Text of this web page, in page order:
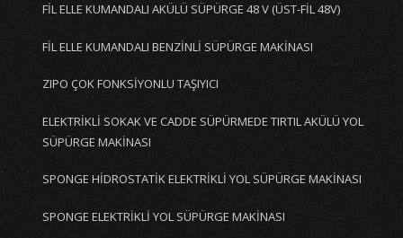
FİL ELLE KUMANDALI AKÜLÜ SÜPÜRGE 48 V (ÜST-FİL 48V)
FİL ELLE KUMANDALI BENZİNLİ SÜPÜRGE MAKİNASI
ZIPO ÇOK FONKSİYONLU TAŞIYICI
ELEKTRİKLİ SOKAK VE CADDE SÜPÜRMEDE TIRTIL AKÜLÜ YOL
SÜPÜRGE MAKİNASI
SPONGE HİDROSTATİK ELEKTRİKLİ YOL SÜPÜRGE MAKİNASI
SPONGE ELEKTRİKLİ YOL SÜPÜRGE MAKİNASI